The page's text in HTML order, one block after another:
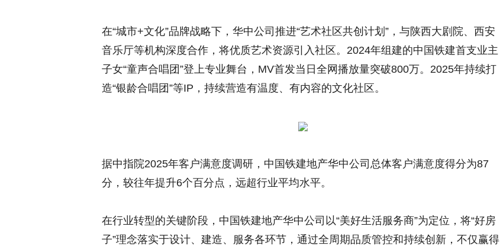
在“城市+文化”品牌战略下，华中公司推进“艺术社区共创计划”，与陕西大剧院、西安
音乐厅等机构深度合作，将优质艺术资源引入社区。2024年组建的中国铁建首支业主
子女“童声合唱团”登上专业舞台，MV首发当日全网播放量突破800万。2025年持续打
造“银龄合唱团”等IP，持续营造有温度、有内容的文化社区。
据中指院2025年客户满意度调研，中国铁建地产华中公司总体客户满意度得分为87
分，较往年提升6个百分点，远超行业平均水平。
在行业转型的关键阶段，中国铁建地产华中公司以“美好生活服务商”为定位，将“好房
子”理念落实于设计、建造、服务各环节，通过全周期品质管控和持续创新，不仅赢得